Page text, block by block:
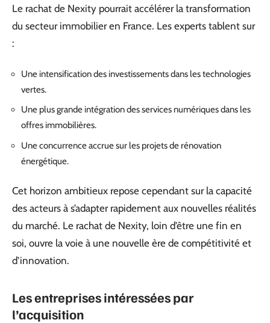
Le rachat de Nexity pourrait accélérer la transformation
du secteur immobilier en France. Les experts tablent sur
:
Une intensification des investissements dans les technologies
vertes.
Une plus grande intégration des services numériques dans les
offres immobilières.
Une concurrence accrue sur les projets de rénovation
énergétique.
Cet horizon ambitieux repose cependant sur la capacité
des acteurs à s’adapter rapidement aux nouvelles réalités
du marché. Le rachat de Nexity, loin d’être une fin en
soi, ouvre la voie à une nouvelle ère de compétitivité et
d’innovation.
Les entreprises intéressées par
l’acquisition